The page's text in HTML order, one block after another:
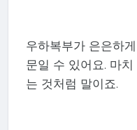
우하복부가 은은하
문일 수 있어요. 마
는 것처럼 말이죠.